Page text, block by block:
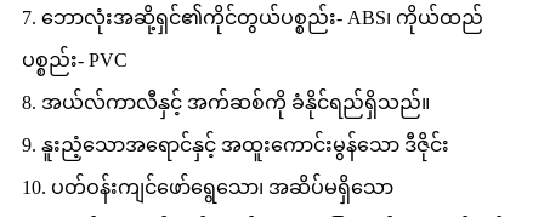
7. ဘောလုံးအဆို့ရှင်၏ကိုင်တွယ်ပစ္စည်း- ABS၊ ကိုယ်ထည်
ပစ္စည်း- PVC
8. အယ်လ်ကာလီနှင့် အက်ဆစ်ကို ခံနိုင်ရည်ရှိသည်။
9. နူးညံ့သောအရောင်နှင့် အထူးကောင်းမွန်သော ဒီဇိုင်း
10. ပတ်ဝန်းကျင်ဖော်ရွေသော၊ အဆိပ်မရှိသော